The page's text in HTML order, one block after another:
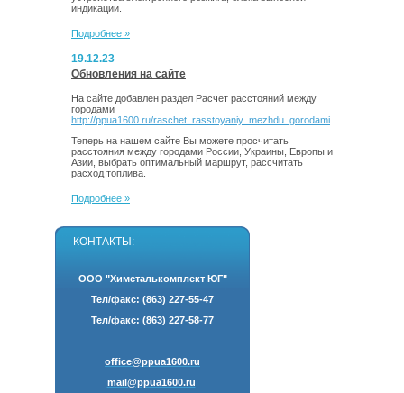
индикации.
Подробнее »
19.12.23
Обновления на сайте
На сайте добавлен раздел Расчет расстояний между
городами
http://ppua1600.ru/raschet_rasstoyaniy_mezhdu_gorodami
Теперь на нашем сайте Вы можете просчитать
расстояния между городами России, Украины, Европы и
Азии, выбрать оптимальный маршрут, рассчитать
расход топлива.
Подробнее »
КОНТАКТЫ:
ООО "Химсталькомплект ЮГ"
Тел/факс: (863) 227-55-47
Тел/факс: (863) 227-58-77
office@ppua1600.ru
mail@ppua1600.ru